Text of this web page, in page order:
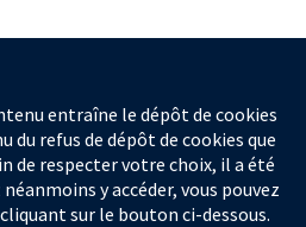
entraîne le dépôt de cookies
du refus de dépôt de cookies que
de respecter votre choix, il a été
y accéder, vous pouvez
sur le bouton ci-dessous.